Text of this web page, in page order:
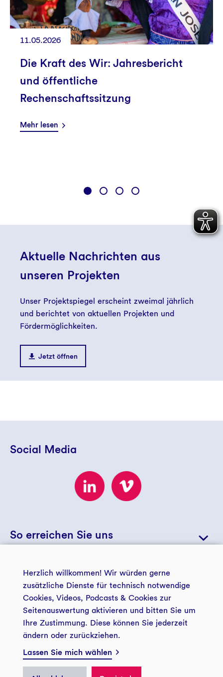
11.05.2026
Die Kraft des Wir: Jahresbericht
und öffentliche
Rechenschaftssitzung
Mehr lesen
Aktuelle Nachrichten aus
unseren Projekten
Unser Projektspiegel erscheint zweimal jährlich
und berichtet von aktuellen Projekten und
Fördermöglichkeiten.
Jetzt öffnen
Social Media
So erreichen Sie uns
+49 234 5797 5723
+49 234 5797 5188
info@gls-entwicklung.de
Kontakt und Anfahrt
GLS Zukunftsstiftung Entwicklung
© 2026 GLS Zukunftsstiftung Entwicklung
Impressum Datenschutz
Privatsphäre
Herzlich willkommen! Wir würden gerne
zusätzliche Dienste für technisch notwendige
Cookies, Videos, Podcasts & Cookies zur
Seitenauswertung aktivieren und bitten Sie um
Ihre Zustimmung. Diese können Sie jederzeit
ändern oder zurückziehen.
Lassen Sie mich wählen